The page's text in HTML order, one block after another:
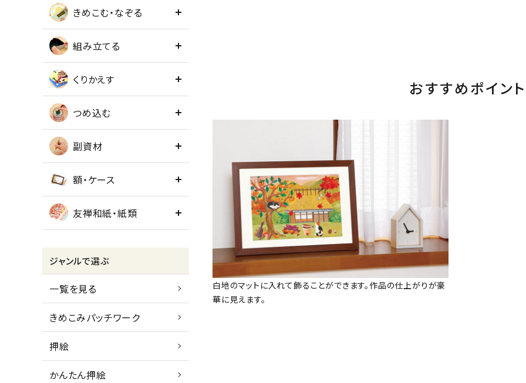
きめこむ・なぞる
組み立てる
くりかえす
つめ込む
副資材
額・ケース
友禅和紙・紙類
ジャンルで選ぶ
一覧を見る
きめこみパッチワーク
押絵
かんたん押絵
おすすめポイント
白地のマットに入れて飾ることができます。作品の仕上がりが豪
華に見えます。